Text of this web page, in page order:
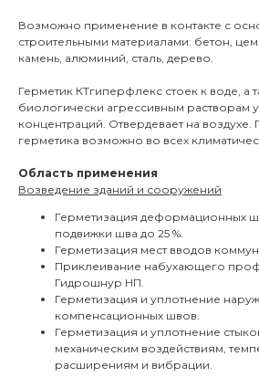
Возможно применение в контакте с
строительными материалами: бетон,
камень, алюминий, сталь, дерево.
Герметик КТгиперфлекс стоек к воде, а
биологически агрессивным растворам
концентраций. Отвердевает на
герметика возможно во всех
Область применения
Возведение зданий и сооружений
Герметизация деформационных
подвижки шва до 25 %.
Герметизация мест вводов
Приклеивание набухающего
Гидрошнур НП.
Герметизация и уплотнение
компенсационных швов.
Герметизация и уплотнение
механическим воздействиям,
расширениям и вибрации.